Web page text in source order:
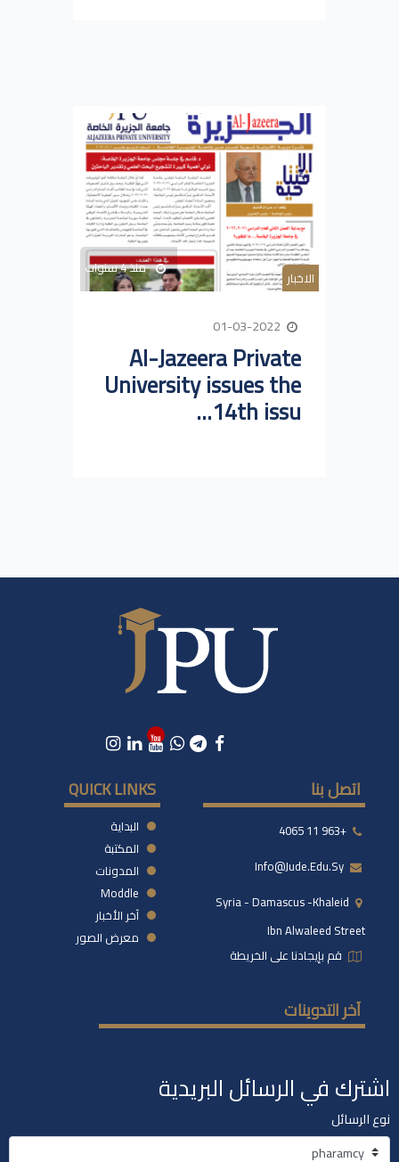
الاخبار منذ 4 سنوات
Al-Jazeera Private
University issues the
14th issu...
اتصل بنا
+963 11 4065
Syria - Damascus -khaleid
Ibn Alwaleed Street
قم بإيجادنا على الخريطة
QUICK LINKS
البداية
المكتبة
المدونات
Moddle
آخر الأخبار
معرض الصور
آخر التدوينات
اشترك في الرسائل البريدية
نوع الرسائل